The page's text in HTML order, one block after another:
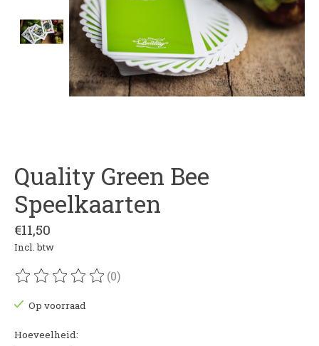
Quality Green Bee
Speelkaarten
€11,50
Incl. btw
De beoordeling van dit product is
(0)
Op voorraad
Hoeveelheid: